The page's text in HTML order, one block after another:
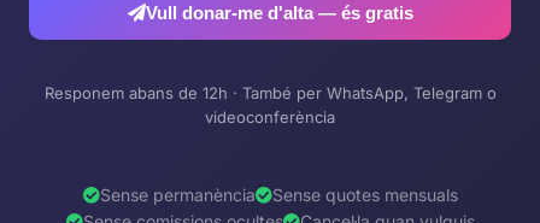
Vull donar-me d'alta — és gratis
Responem abans de 12h · També per WhatsApp, Telegram o
videoconferència
Sense permanència
Sense quotes mensuals